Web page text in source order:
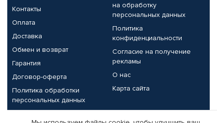
Контакты
Оплата
Доставка
Обмен и возврат
Гарантия
Договор-оферта
Политика обработки
персональных данных
на обработку
персональных данных
Политика
конфиденциальности
Согласие на получение
рекламы
О нас
Карта сайта